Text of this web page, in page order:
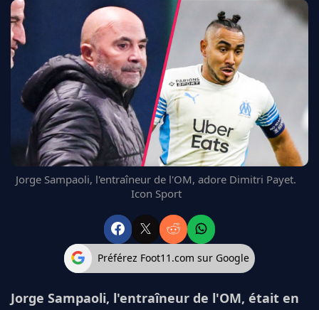
EDF
PSG
LIGUE 1
REAL MADRID
FC BARCELONE
MANCHESTER UNITED
CHELSEA
ARSENAL
BAYERN
L'AVIS DE LA RÉDAC'
Jorge Sampaoli, l'entraîneur de l'OM, adore Dimitri Payet.
Icon Sport
Préférez Foot11.com sur Google
Jorge Sampaoli, l'entraîneur de l'OM, était en